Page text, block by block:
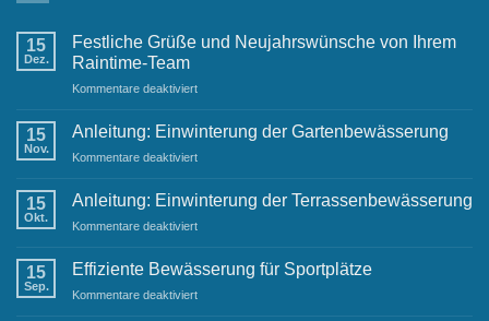
15
Dez.
Festliche Grüße und Neujahrswünsche von Ihrem
Raintime-Team
Kommentare deaktiviertfür
Grüße
Neujahrswünsche
Ihrem
15
Nov.
Anleitung: Einwinterung der Gartenbewässerung
Kommentare deaktiviertfür
Einwinterung
Gartenbewässerung
15
Okt.
Anleitung: Einwinterung der Terrassenbewässerung
Kommentare deaktiviertfür
Einwinterung
Terrassenbewässerung
15
Sep.
Effiziente Bewässerung für Sportplätze
Kommentare deaktiviertfür